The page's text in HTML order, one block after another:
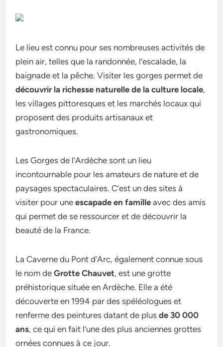
Le lieu est connu pour ses nombreuses activités de
plein air, telles que la randonnée, l’escalade, la
baignade et la pêche. Visiter les gorges permet de
découvrir la richesse naturelle de la culture locale,
les villages pittoresques et les marchés locaux qui
proposent des produits artisanaux et
gastronomiques.
Les Gorges de l’Ardèche sont un lieu
incontournable pour les amateurs de nature et de
paysages spectaculaires. C’est un des sites à
visiter pour uneescapade en famille avec des amis
qui permet de se ressourcer et de découvrir la
beauté de la France.
La Caverne du Pont d’Arc, également connue sous
le nom deGrotte Chauvet, est une grotte
préhistorique située en Ardèche. Elle a été
découverte en 1994 par des spéléologues et
renferme des peintures datant de plusde 30 000
ans, ce qui en fait l’une des plus anciennes grottes
ornées connues à ce jour.